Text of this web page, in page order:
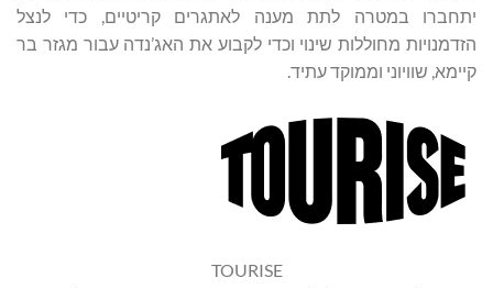
יתחברו במטרה לתת מענה לאתגרים קריטיים, כדי לנצל
הזדמנויות מחוללות שינוי וכדי לקבוע את האג’נדה עבור מגזר בר
קיימא, שוויוני וממוקד עתיד.
TOURISE